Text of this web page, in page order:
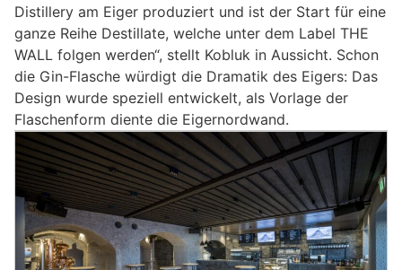
Distillery am Eiger produziert und ist der Start für eine
ganze Reihe Destillate, welche unter dem Label THE
WALL folgen werden“, stellt Kobluk in Aussicht. Schon
die Gin-Flasche würdigt die Dramatik des Eigers: Das
Design wurde speziell entwickelt, als Vorlage der
Flaschenform diente die Eigernordwand.